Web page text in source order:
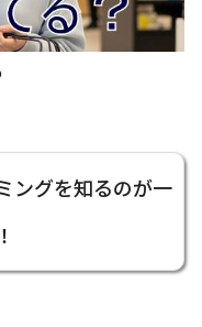
ングを知るのが一